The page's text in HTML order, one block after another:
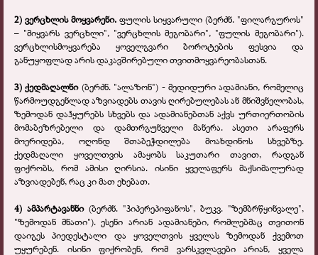
2) ვერცხლის მოყვარენი. ფულის სიყვარული (ბერძნ. "ფილარგუროს"
– "მიყვარს ვერცხლი", "ვერცხლის მეგობარი", "ფულის მეგობარი").
ვერცხლისმოყვარება ყოველგვარი ბოროტების ფესვია და
განუყოფლად არის დაკავშირებული თვითმოყვარეობასთან.
3) ქედმაღალნი (ბერძნ. "ალაზონ") - მედიდური ადამიანი, რომელიც
წარმოუდგენლად აზვიადებს თავის ღირებულებას ან მნიშვნელობას,
ზემოდან დაჰყურებს სხვებს და ადამიანებთან აქვს ურთიერთობის
მომაბეზრებელი და დამთრგუნველი მანერა. ასეთი არაფერს
მოერიდება, ოღონდ შთაბეჭდილება მოახდინოს სხვებზე.
ქედმაღალი ყოველთვის ამაყობს საკუთარი თავით, რადგან
ფიქრობს, რომ ამისი ღირსია. ისინი ყველაფერს მაქსიმალურად
აზვიადებენ, რაც კი მათ ეხებათ.
4) ამპარტავანნი (ბერძნ. "ჰიპერეპიფანოს", ბუკვ. "ზემბრწყინვალე",
"ზემოდან მნათი"). ესენი არიან ადამიანები, რომლებმაც თვითონ
დაიგეს პიედესტალი და ყოველთვის ყველას ზემოდან ქვემოთ
უყურებენ. ისინი ფიქრობენ, რომ ვარსკვლავები არიან, ყველა